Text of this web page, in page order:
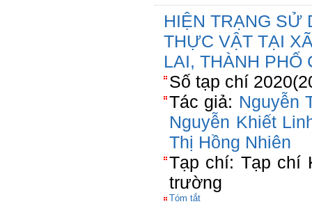
HIỆN TRẠNG SỬ
THỰC VẬT TẠI
LAI, THÀNH PHỐ
Số tạp chí
Tác giả: Nguyễn
Nguyễn Khiết
Thị Hồng Nhiên
Tạp chí: Tạp chí
trường
Tóm tắt